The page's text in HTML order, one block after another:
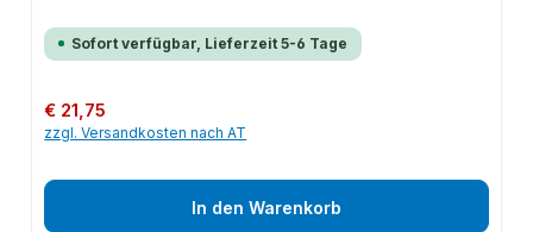
Sofort verfügbar, Lieferzeit 5-6 Tage
Regulärer Preis:
€ 21,75
zzgl. Versandkosten nach AT
In den Warenkorb